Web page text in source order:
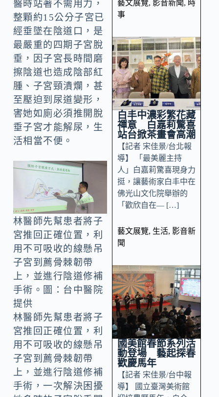
醫時站著不需用力，
整顆約15公分子宮已
經垂墜在陰道口，是
最嚴重的四期子宮脫
垂，因子宮長時間磨
擦陰道也造成陰部紅
腫、子宮頸潰爛，甚
至壓迫到尿道變形，
害她如廁必須推開脫
垂子宮才能解尿，生
活相當不便。
林醫師先幫患者將子
宮推回正確位置，利
用不可吸收的線懸吊
子宮到薦骨棘韌帶
上，並進行陰道修補
手術。圖：台中醫院
提供
林醫師先幫患者將子
宮推回正確位置，利
用不可吸收的線懸吊
子宮到薦骨棘韌帶
上，並進行陰道修補
手術，一次解決困擾
藝文展覽, 影音新聞, 時
事
白丰中濃彩繁花藏
禪意 白嘉莉驚喜
站台掀茶畫會高潮
【記者 宋佳景/台北報
導】 「最美麗主持
人」白嘉莉驚喜現身力
挺，讓藝術家白丰中在
佛光山文化院舉辦的
「歡欣自在— […]
藝文展覽, 生活, 影音新
聞
國美館春節系列活
動登場 藝起探春
歡慶馬年
【記者 宋佳景/台中報
導】 國立臺灣美術館